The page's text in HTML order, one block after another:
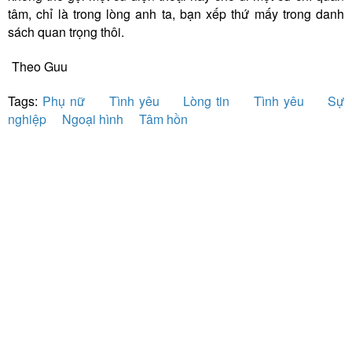
tâm, chỉ là trong lòng anh ta, bạn xếp thứ mấy trong danh
sách quan trọng thôi.
Theo Guu
Tags: Phụ nữ Tình yêu Lòng tin Tình yêu
Sự
nghiệp
Ngoại hình Tâm hồn